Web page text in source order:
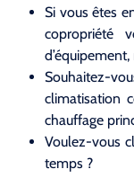
Si vous êtes
copropriété
Souhaitez-
climatisation
chauffage
Voulez-vous
temps ?